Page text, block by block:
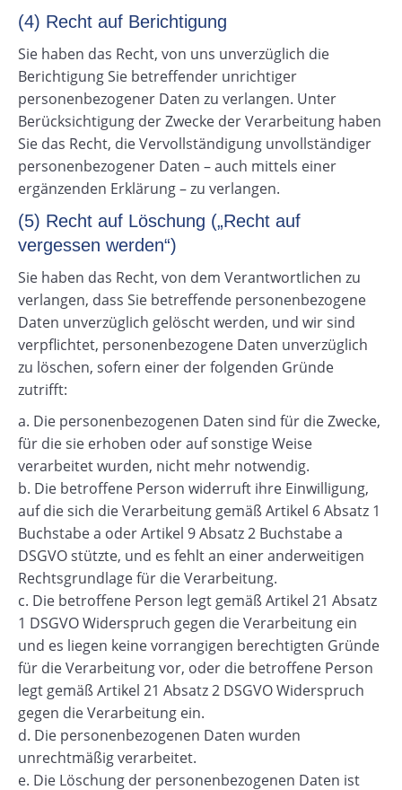
(4) Recht auf Berichtigung
Sie haben das Recht, von uns unverzüglich die
Berichtigung Sie betreffender unrichtiger
personenbezogener Daten zu verlangen. Unter
Berücksichtigung der Zwecke der Verarbeitung haben
Sie das Recht, die Vervollständigung unvollständiger
personenbezogener Daten – auch mittels einer
ergänzenden Erklärung – zu verlangen.
(5) Recht auf Löschung („Recht auf
vergessen werden“)
Sie haben das Recht, von dem Verantwortlichen zu
verlangen, dass Sie betreffende personenbezogene
Daten unverzüglich gelöscht werden, und wir sind
verpflichtet, personenbezogene Daten unverzüglich
zu löschen, sofern einer der folgenden Gründe
zutrifft:
a. Die personenbezogenen Daten sind für die Zwecke,
für die sie erhoben oder auf sonstige Weise
verarbeitet wurden, nicht mehr notwendig.
b. Die betroffene Person widerruft ihre Einwilligung,
auf die sich die Verarbeitung gemäß Artikel 6 Absatz 1
Buchstabe a oder Artikel 9 Absatz 2 Buchstabe a
DSGVO stützte, und es fehlt an einer anderweitigen
Rechtsgrundlage für die Verarbeitung.
c. Die betroffene Person legt gemäß Artikel 21 Absatz
1 DSGVO Widerspruch gegen die Verarbeitung ein
und es liegen keine vorrangigen berechtigten Gründe
für die Verarbeitung vor, oder die betroffene Person
legt gemäß Artikel 21 Absatz 2 DSGVO Widerspruch
gegen die Verarbeitung ein.
d. Die personenbezogenen Daten wurden
unrechtmäßig verarbeitet.
e. Die Löschung der personenbezogenen Daten ist